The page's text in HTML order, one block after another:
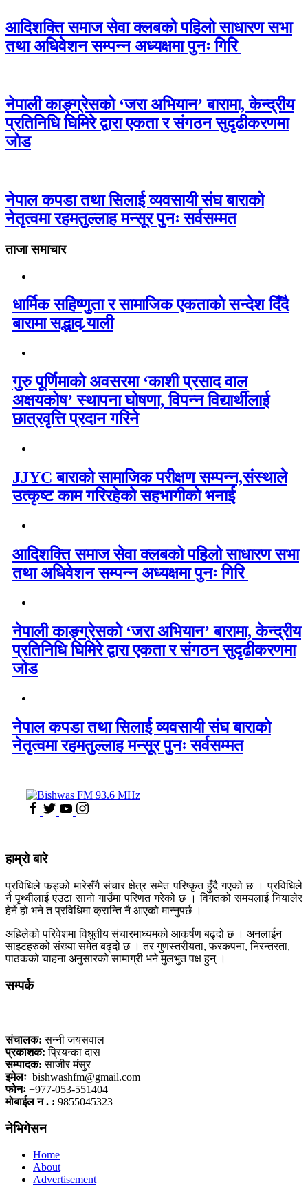
आदिशक्ति समाज सेवा क्लबको पहिलो साधारण सभा
तथा अधिवेशन सम्पन्न अध्यक्षमा पुनः गिरि
नेपाली काङ्ग्रेसको ‘जरा अभियान’ बारामा, केन्द्रीय
प्रतिनिधि घिमिरे द्वारा एकता र संगठन सुदृढीकरणमा
जोड
नेपाल कपडा तथा सिलाई व्यवसायी संघ बाराको
नेतृत्वमा रहमतुल्लाह मन्सूर पुनः सर्वसम्मत
ताजा समाचार
धार्मिक सहिष्णुता र सामाजिक एकताको सन्देश दिँदै
बारामा सद्भाव र्‍याली
गुरु पूर्णिमाको अवसरमा ‘काशी प्रसाद वाल
अक्षयकोष’ स्थापना घोषणा, विपन्न विद्यार्थीलाई
छात्रवृत्ति प्रदान गरिने
JJYC बाराको सामाजिक परीक्षण सम्पन्न,संस्थाले
उत्कृष्ट काम गरिरहेको सहभागीको भनाई
आदिशक्ति समाज सेवा क्लबको पहिलो साधारण सभा
तथा अधिवेशन सम्पन्न अध्यक्षमा पुनः गिरि
नेपाली काङ्ग्रेसको ‘जरा अभियान’ बारामा, केन्द्रीय
प्रतिनिधि घिमिरे द्वारा एकता र संगठन सुदृढीकरणमा
जोड
नेपाल कपडा तथा सिलाई व्यवसायी संघ बाराको
नेतृत्वमा रहमतुल्लाह मन्सूर पुनः सर्वसम्मत
हाम्रो बारे
प्रविधिले फड्को मारेसँगै संचार क्षेत्र समेत परिष्कृत हुँदै गएको छ । प्रविधिले
नै पृथ्वीलाई एउटा सानो गाउँमा परिणत गरेको छ । विगतको समयलाई नियालेर
हेर्ने हो भने त प्रविधिमा क्रान्ति नै आएको मान्नुपर्छ ।
अहिलेको परिवेशमा विधुतीय संचारमाध्यमको आकर्षण बढ्दो छ । अनलाईन
साइटहरुको संख्या समेत बढ्दो छ । तर गुणस्तरीयता, फरकपना, निरन्तरता,
पाठकको चाहना अनुसारको सामाग्री भने मुलभुत पक्ष हुन् ।
सम्पर्क
संचालक: सन्नी जयसवाल
प्रकाशक: प्रियन्का दास
सम्पादक: साजीर मंसुर
इमेलः bishwashfm@gmail.com
फोनः +977-053-551404
मोबाईल न . : 9855045323
नेभिगेसन
Home
About
Advertisement